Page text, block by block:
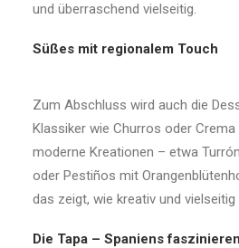
und überraschend vielseitig.
Süßes mit regionalem Touch
Zum Abschluss wird auch die
Klassiker wie Churros oder
moderne Kreationen – etwa
oder Pestiños mit
das zeigt, wie kreativ und vielseitig
Die Tapa – Spaniens